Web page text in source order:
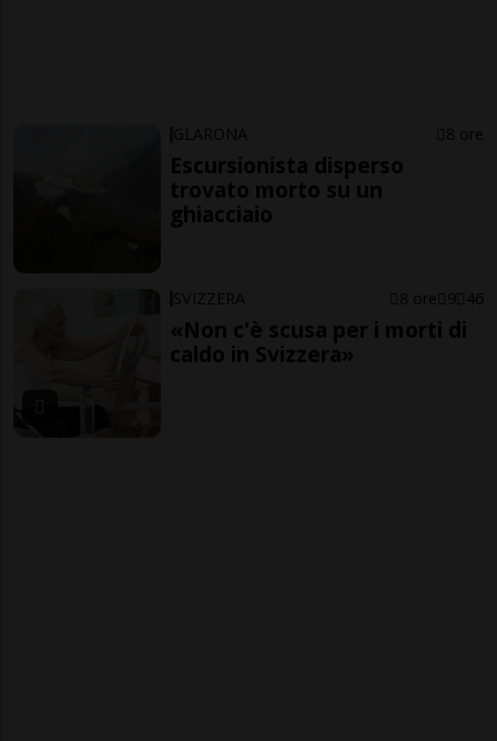
GLARONA 8 ore
Escursionista disperso
trovato morto su un
ghiacciaio
SVIZZERA 8 ore 9 46
«Non c'è scusa per i morti di
caldo in Svizzera»